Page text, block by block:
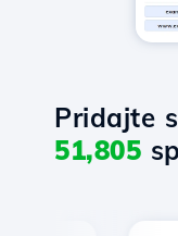
Pridajte
51,805